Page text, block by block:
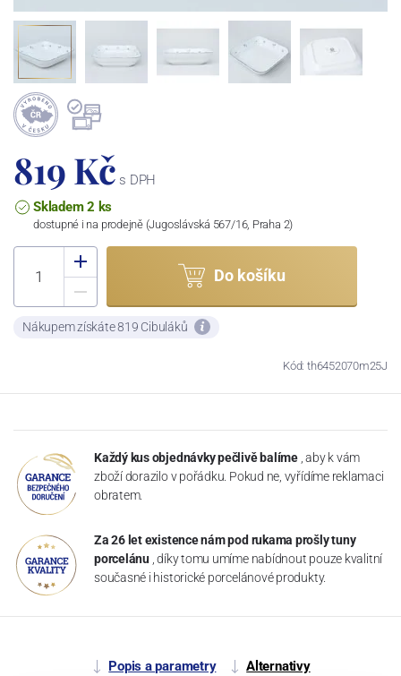
819 Kč s DPH
Skladem 2 ks
dostupné i na prodejně (Jugoslávská 567/16, Praha 2)
Do košíku
Nákupem získáte 819 Cibuláků
Kód: th6452070m25J
Každý kus objednávky pečlivě balíme , aby k vám
zboží dorazilo v pořádku. Pokud ne, vyřídíme reklamaci
obratem.
Za 26 let existence nám pod rukama prošly tuny
porcelánu , díky tomu umíme nabídnout pouze kvalitní
současné i historické porcelánové produkty.
Popis a parametry Alternativy